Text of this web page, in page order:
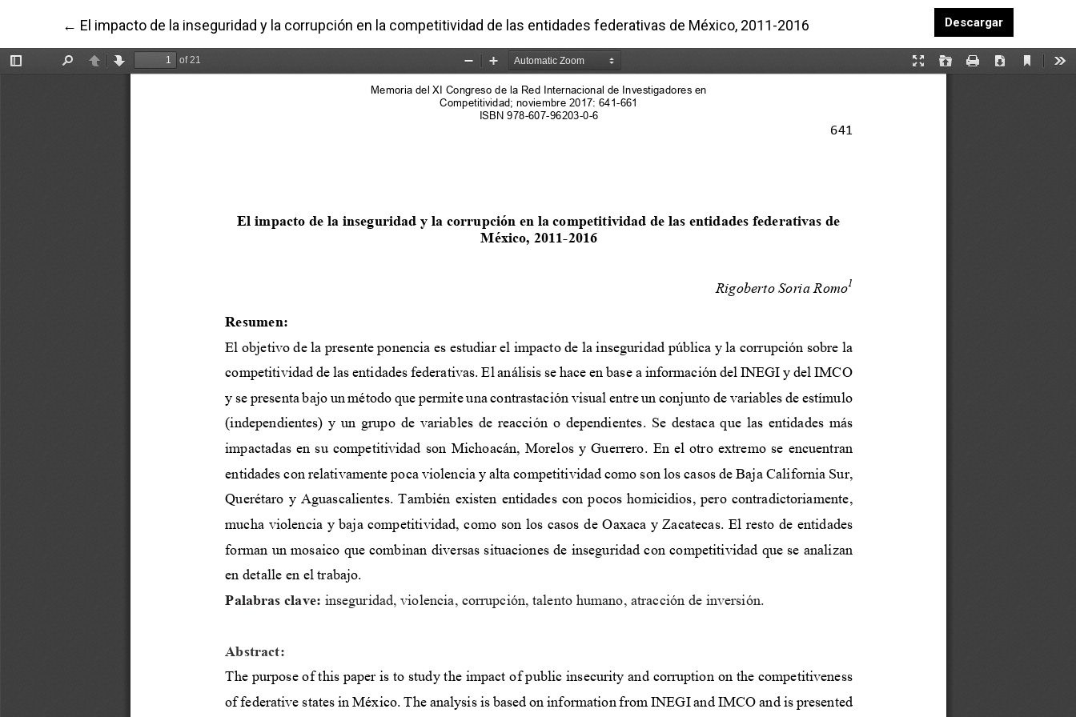
← Volver a los detalles del artículo
El impacto de la inseguridad y la corrupción en la competitividad de las entidades federativas de México, 2011-2016 DescargarDescargar